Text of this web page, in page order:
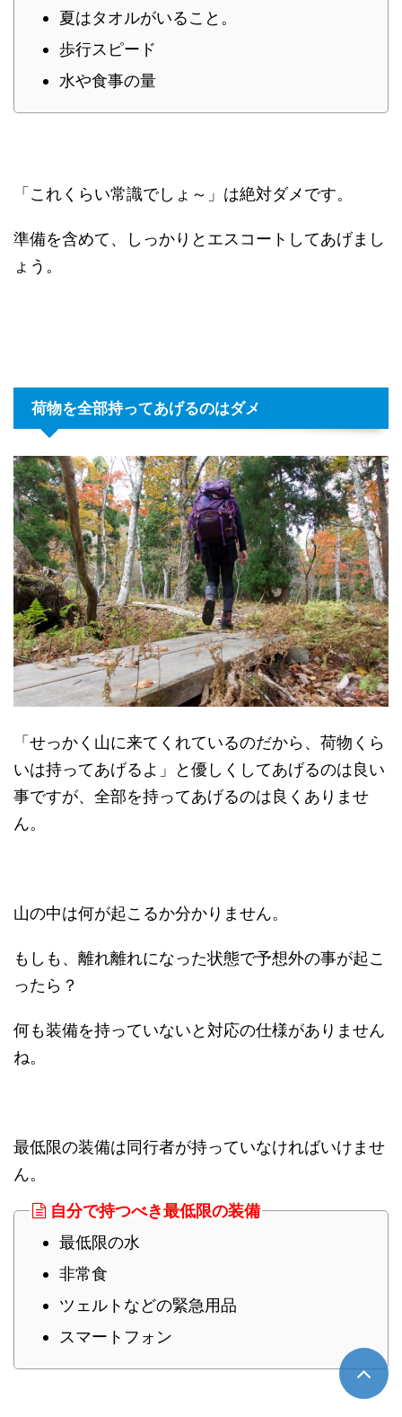
夏はタオルがいること。
歩行スピード
水や食事の量
「これくらい常識でしょ～」は絶対ダメです。
準備を含めて、しっかりとエスコートしてあげまし
ょう。
荷物を全部持ってあげるのはダメ
「せっかく山に来てくれているのだから、荷物くら
いは持ってあげるよ」と優しくしてあげるのは良い
事ですが、全部を持ってあげるのは良くありませ
ん。
山の中は何が起こるか分かりません。
もしも、離れ離れになった状態で予想外の事が起こ
ったら？
何も装備を持っていないと対応の仕様がありません
ね。
最低限の装備は同行者が持っていなければいけませ
ん。
自分で持つべき最低限の装備
最低限の水
非常食
ツェルトなどの緊急用品
スマートフォン